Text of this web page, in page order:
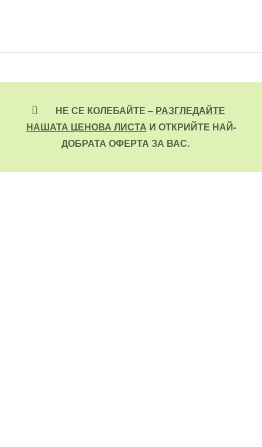
НЕ СЕ КОЛЕБАЙТЕ – РАЗГЛЕДАЙТЕ
НАШАТА ЦЕНОВА ЛИСТА И ОТКРИЙТЕ НАЙ-
ДОБРАТА ОФЕРТА ЗА ВАС.